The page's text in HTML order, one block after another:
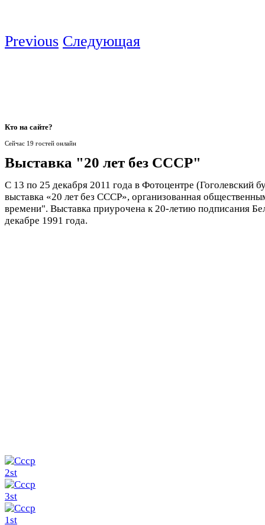
Previous Следующая
Кто на сайте?
Сейчас 19 гостей онлайн
Выставка "20 лет без СССР"
С 13 по 25 декабря 2011 года в Фотоцентре (Гоголевский
выставка «20 лет без СССР», организованная
времени". Выставка приурочена к 20-летию подписания
декабре 1991 года.